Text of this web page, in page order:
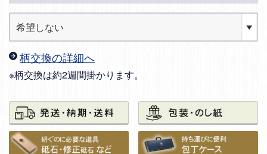
柄交換の詳細へ
※柄交換は約2週間掛かります。